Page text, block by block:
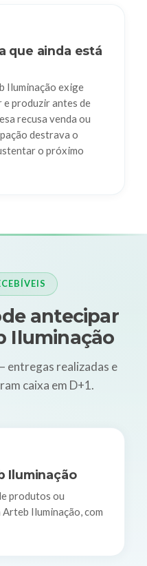
que ainda está
Iluminação exige
produzir antes de
recusa venda ou
destrava o
o próximo
antecipar
Iluminação
entregas realizadas e
caixa em D+1.
Iluminação
produtos ou
Iluminação, com